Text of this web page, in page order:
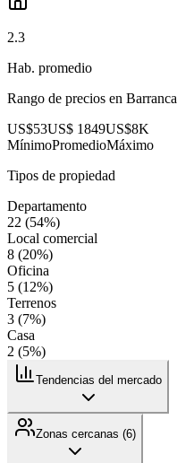
2.3
Hab. promedio
Rango de precios en Barranca
US$53US$ 1849US$8K
MínimoPromedioMáximo
Tipos de propiedad
Departamento
22 (54%)
Local comercial
8 (20%)
Oficina
5 (12%)
Terrenos
3 (7%)
Casa
2 (5%)
Tendencias del mercado
Zonas cercanas (6)